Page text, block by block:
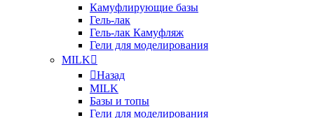
Камуфлирующие базы
Гель-лак
Гель-лак Камуфляж
Гели для моделирования
MILK
Назад
MILK
Базы и топы
Гели для моделирования